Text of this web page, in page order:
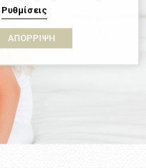
Ρυθμίσεις
ΑΠΟΡΡΙΨΗ